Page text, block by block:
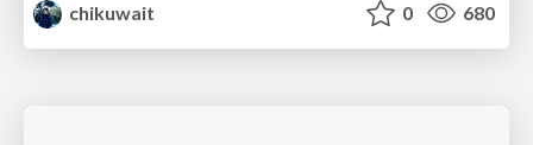
chikuwait
0 680